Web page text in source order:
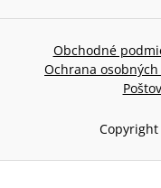
Obchodné
Ochrana